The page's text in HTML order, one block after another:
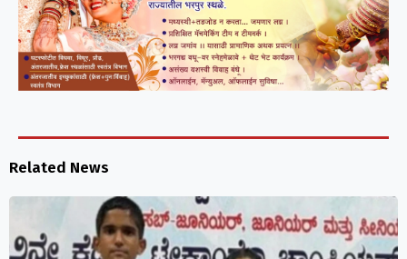
Related News